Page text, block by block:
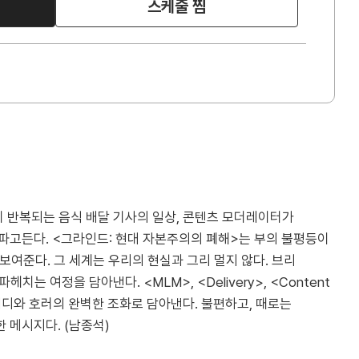
스케줄 찜
복되는 음식 배달 기사의 일상, 콘텐츠 모더레이터가
든다. <그라인드: 현대 자본주의의 폐해>는 부의 불평등이
준다. 그 세계는 우리의 현실과 그리 멀지 않다. 브리
파헤치는 여정을 담아낸다. <MLM>, <Delivery>, <Content
호러의 완벽한 조화로 담아낸다. 불편하고, 때로는
메시지다. (남종석)